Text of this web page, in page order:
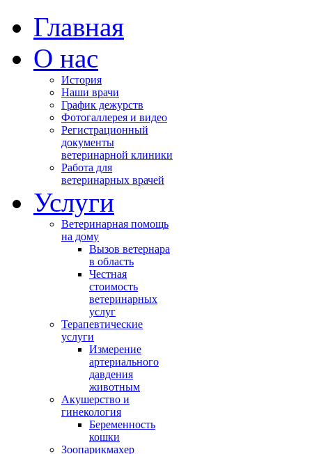
Главная
О нас
История
Наши врачи
График дежурств
Фотогаллерея и видео
Регистрационный
документы
ветеринарной клиники
Работа для
ветеринарных врачей
Услуги
Ветеринарная помощь
на дому
Вызов ветернара
в область
Честная
стоимость
ветеринарных
услуг
Терапевтические
услуги
Измерение
артериального
давдения
животным
Акушерство и
гинекология
Беременность
кошки
Зоопарикмахер